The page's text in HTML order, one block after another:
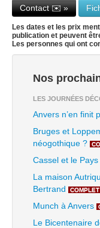
Contact ✉️ »
Les dates et les prix
publication et peuvent
Les personnes qui ont
Nos
LES JOURNÉES
Anvers n’en finit
Bruges et
néogothique ?
Cassel et le
La maison
Bertrand
COMPLET
Munch à Anvers
Le Bicentenaire